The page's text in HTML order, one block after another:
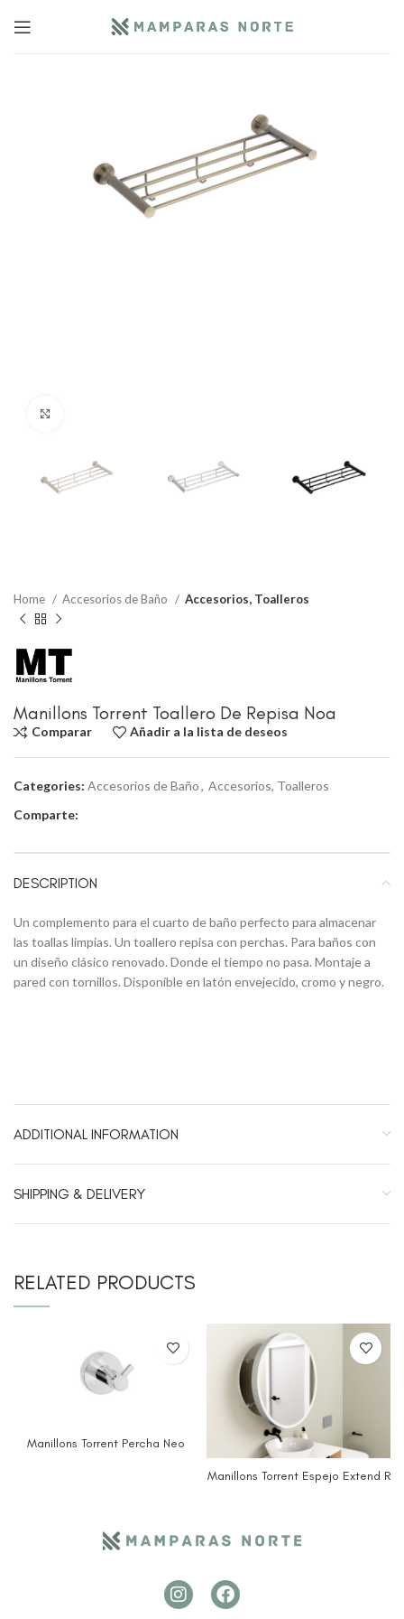
Home Accesorios de Baño Accesorios, Toalleros
Manillons Torrent Toallero De Repisa Noa
Comparar Añadir a la lista de deseos
Categories: Accesorios de Baño, Accesorios, Toalleros
Comparte:
DESCRIPTION
Un complemento para el cuarto de baño perfecto para almacenar
las toallas limpias. Un toallero repisa con perchas. Para baños con
un diseño clásico renovado. Donde el tiempo no pasa. Montaje a
pared con tornillos. Disponible en latón envejecido, cromo y negro.
ADDITIONAL INFORMATION
SHIPPING & DELIVERY
RELATED PRODUCTS
Manillons Torrent Percha Neo
Manillons Torrent Espejo Extend R